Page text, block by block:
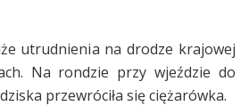
utrudnienia na drodze krajowej
Na rondzie przy wjeździe do
przewróciła się ciężarówka.